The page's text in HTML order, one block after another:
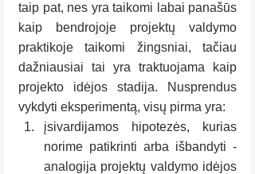
taip pat, nes yra taikomi labai panašūs
kaip bendrojoje projektų valdymo
praktikoje taikomi žingsniai, tačiau
dažniausiai tai yra traktuojama kaip
projekto idėjos stadija. Nusprendus
vykdyti eksperimentą, visų pirma yra:
įsivardijamos hipotezės, kurias
norime patikrinti arba išbandyti -
analogija projektų valdymo idėjos